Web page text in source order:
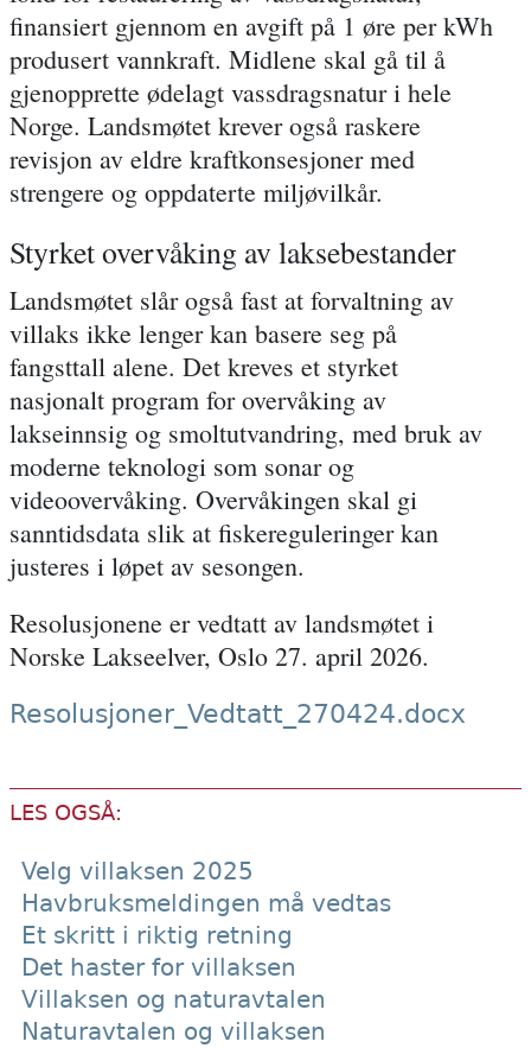
finansiert gjennom en avgift på 1 øre per kWh
produsert vannkraft. Midlene skal gå til å
gjenopprette ødelagt vassdragsnatur i hele
Norge. Landsmøtet krever også raskere
revisjon av eldre kraftkonsesjoner med
strengere og oppdaterte miljøvilkår.
Styrket overvåking av laksebestander
Landsmøtet slår også fast at forvaltning av
villaks ikke lenger kan basere seg på
fangsttall alene. Det kreves et styrket
nasjonalt program for overvåking av
lakseinnsig og smoltutvandring, med bruk av
moderne teknologi som sonar og
videoovervåking. Overvåkingen skal gi
sanntidsdata slik at fiskereguleringer kan
justeres i løpet av sesongen.
Resolusjonene er vedtatt av landsmøtet i
Norske Lakseelver, Oslo 27. april 2026.
Resolusjoner_Vedtatt_270424.docx
LES OGSÅ:
Velg villaksen 2025
Havbruksmeldingen må vedtas
Et skritt i riktig retning
Det haster for villaksen
Villaksen og naturavtalen
Naturavtalen og villaksen